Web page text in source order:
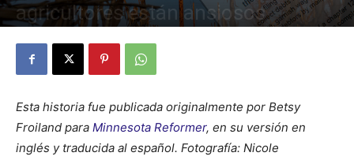
agricultores están ansiosos
Esta historia fue publicada originalmente por Betsy
Froiland para Minnesota Reformer, en su versión en
inglés y traducida al español. Fotografía: Nicole